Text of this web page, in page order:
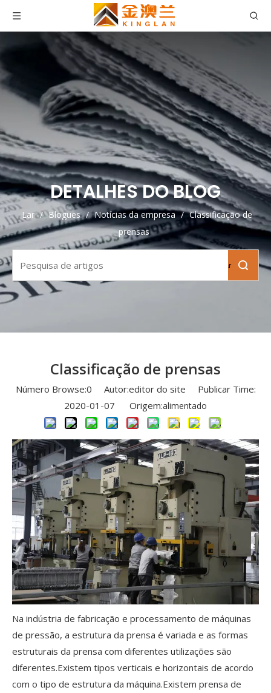
DETALHES DO BLOG
Lar / Blogues / Notícias da empresa / Classificação de
prensas
Pesquisar
Classificação de prensas
Número Browse:0 Autor:editor do site Publicar Time:
2020-01-07 Origem:alimentado
Na indústria de fabricação e processamento de máquinas
de pressão, a estrutura da prensa é variada e as formas
estruturais da prensa com diferentes utilizações são
diferentes.Existem tipos verticais e horizontais de acordo
com o tipo de estrutura da máquina.Existem prensa de